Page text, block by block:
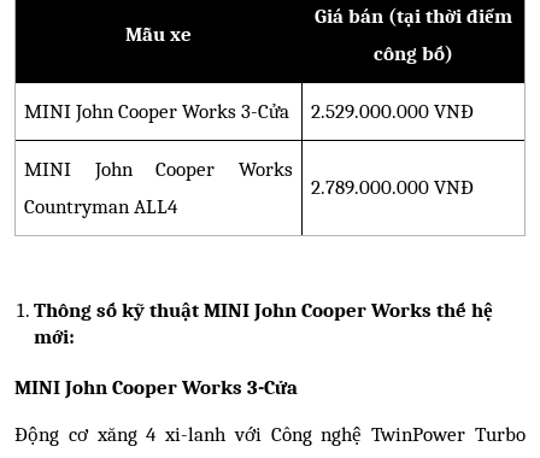
Mẫu xe
Giá bán (tại thời điểm
công bố)
MINI John Cooper Works 3-Cửa 2.529.000.000 VNĐ
MINI John Cooper Works
Countryman ALL4
2.789.000.000 VNĐ
Thông số kỹ thuật MINI John Cooper Works thế hệ
mới:
MINI John Cooper Works 3-Cửa
Động cơ xăng 4 xi-lanh với Công nghệ TwinPower Turbo